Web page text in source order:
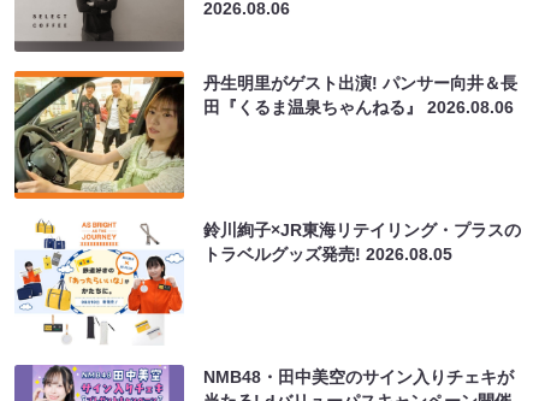
2026.08.06
丹生明里がゲスト出演! パンサー向井＆長
田『くるま温泉ちゃんねる』2026.08.06
鈴川絢子×JR東海リテイリング・プラスの
トラベルグッズ発売!2026.08.05
NMB48・田中美空のサイン入りチェキが